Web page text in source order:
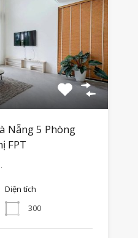
Nẵng 5 Phòng
FPT
Diện tích
300